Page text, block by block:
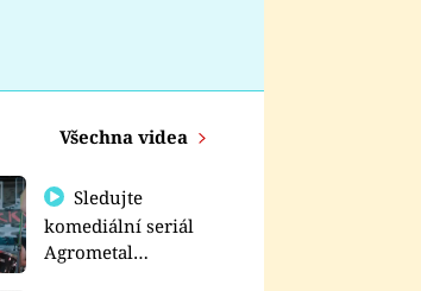
Všechna videa
Sledujte
komediální seriál
Agrometal